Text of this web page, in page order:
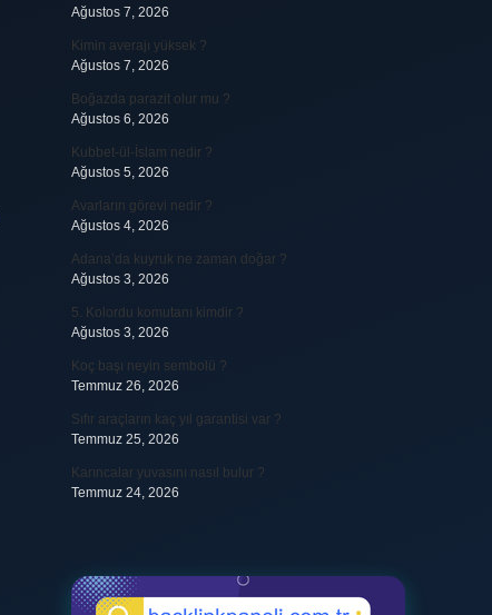
Ağustos 7, 2026
Kimin averajı yüksek ?
Ağustos 7, 2026
Boğazda parazit olur mu ?
Ağustos 6, 2026
Kubbet-ül-İslam nedir ?
Ağustos 5, 2026
Avarların görevi nedir ?
Ağustos 4, 2026
Adana’da kuyruk ne zaman doğar ?
Ağustos 3, 2026
5. Kolordu komutanı kimdir ?
Ağustos 3, 2026
Koç başı neyin sembolü ?
Temmuz 26, 2026
Sıfır araçların kaç yıl garantisi var ?
Temmuz 25, 2026
Karıncalar yuvasını nasıl bulur ?
Temmuz 24, 2026